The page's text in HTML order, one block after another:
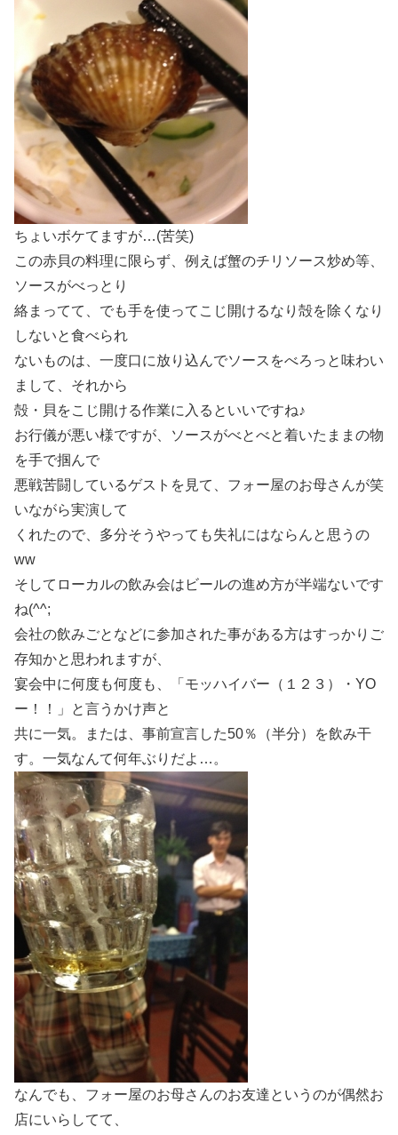
ちょいボケてますが…(苦笑)
この赤貝の料理に限らず、例えば蟹のチリソース炒め等、
ソースがべっとり
絡まってて、でも手を使ってこじ開けるなり殻を除くなり
しないと食べられ
ないものは、一度口に放り込んでソースをべろっと味わい
まして、それから
殻・貝をこじ開ける作業に入るといいですね♪
お行儀が悪い様ですが、ソースがべとべと着いたままの物
を手で掴んで
悪戦苦闘しているゲストを見て、フォー屋のお母さんが笑
いながら実演して
くれたので、多分そうやっても失礼にはならんと思うの
ww
そしてローカルの飲み会はビールの進め方が半端ないです
ね(^^;
会社の飲みごとなどに参加された事がある方はすっかりご
存知かと思われますが、
宴会中に何度も何度も、「モッハイバー（１２３）・YO
ー！！」と言うかけ声と
共に一気。または、事前宣言した50％（半分）を飲み干
す。一気なんて何年ぶりだよ…。
なんでも、フォー屋のお母さんのお友達というのが偶然お
店にいらしてて、